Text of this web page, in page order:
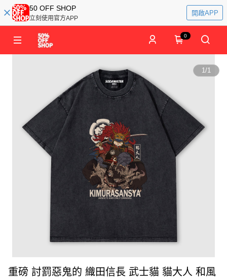
50 OFF SHOP
立刻使用官方APP
開啟APP
0
1/1
重磅 討罰惡鬼的 織田信長 武士貓 貓大人 和風